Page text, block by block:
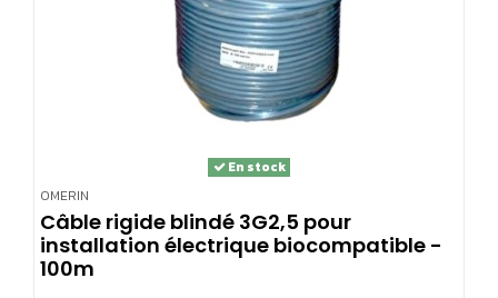
OMERIN
En stock
Câble rigide blindé 3G2,5 pour
installation électrique biocompatible -
100m